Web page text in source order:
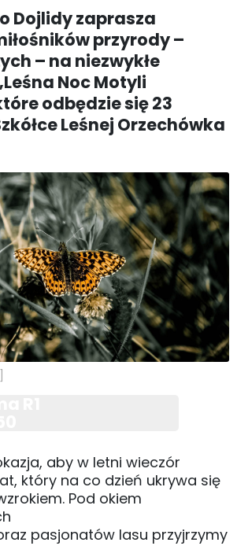
Dojlidy zaprasza
przyrody –
– na niezwykłe
Noc Motyli
odbędzie się 23
Leśnej Orzechówka
aby w letni wieczór
który na co dzień ukrywa się
Pod okiem
pasjonatów lasu przyjrzymy